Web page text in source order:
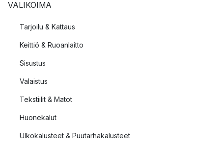
VALIKOIMA
Tarjoilu & Kattaus
Keittiö & Ruoanlaitto
Sisustus
Valaistus
Tekstiilit & Matot
Huonekalut
Ulkokalusteet & Puutarhakalusteet